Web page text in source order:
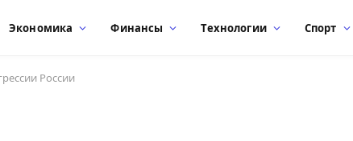
Экономика Финансы Технологии Спорт
России